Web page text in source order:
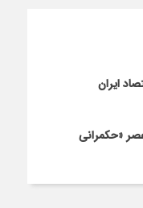
ایران
«حکمرانی